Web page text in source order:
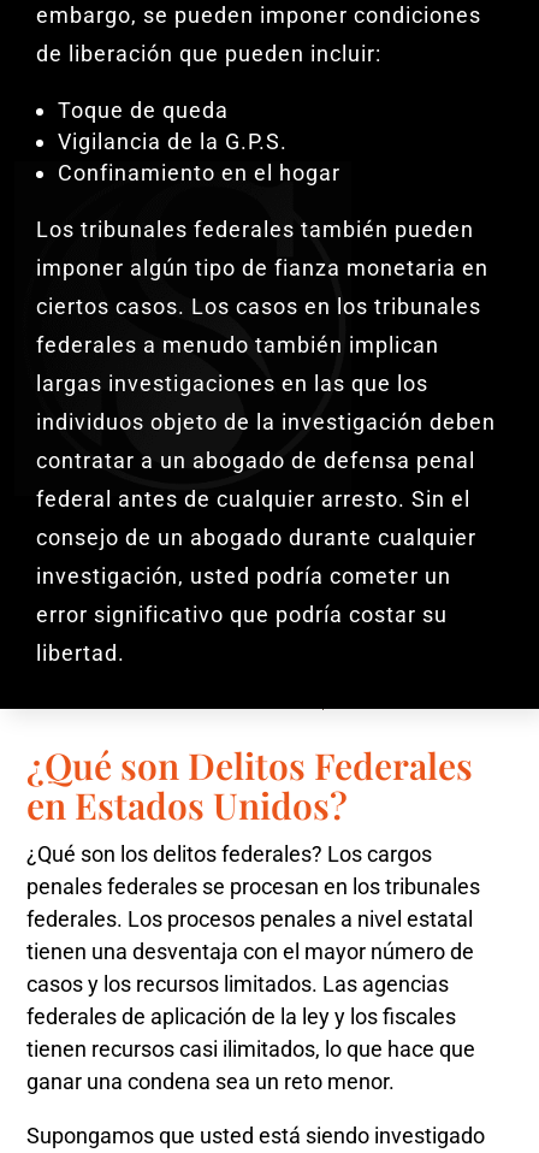
embargo, se pueden imponer condiciones
de liberación que pueden incluir:
Toque de queda
Vigilancia de la G.P.S.
Confinamiento en el hogar
Los tribunales federales también pueden
imponer algún tipo de fianza monetaria en
ciertos casos. Los casos en los tribunales
federales a menudo también implican
largas investigaciones en las que los
individuos objeto de la investigación deben
contratar a un abogado de defensa penal
federal antes de cualquier arresto. Sin el
consejo de un abogado durante cualquier
investigación, usted podría cometer un
error significativo que podría costar su
libertad.
¿Qué son Delitos Federales
en Estados Unidos?
¿Qué son los delitos federales? Los cargos
penales federales se procesan en los tribunales
federales. Los procesos penales a nivel estatal
tienen una desventaja con el mayor número de
casos y los recursos limitados. Las agencias
federales de aplicación de la ley y los fiscales
tienen recursos casi ilimitados, lo que hace que
ganar una condena sea un reto menor.
Supongamos que usted está siendo investigado